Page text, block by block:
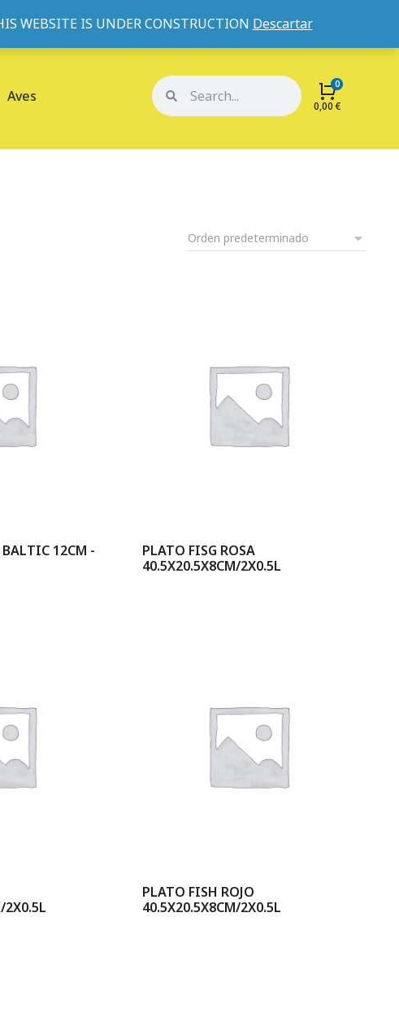
WEBSITE IS UNDER CONSTRUCTION Descartar
Mi cuenta Mis pedidos
Aves
0,00€
BALTIC 12CM -
PLATO FISG ROSA
40.5X20.5X8CM/2X0.5L
2X0.5L
PLATO FISH ROJO
40.5X20.5X8CM/2X0.5L